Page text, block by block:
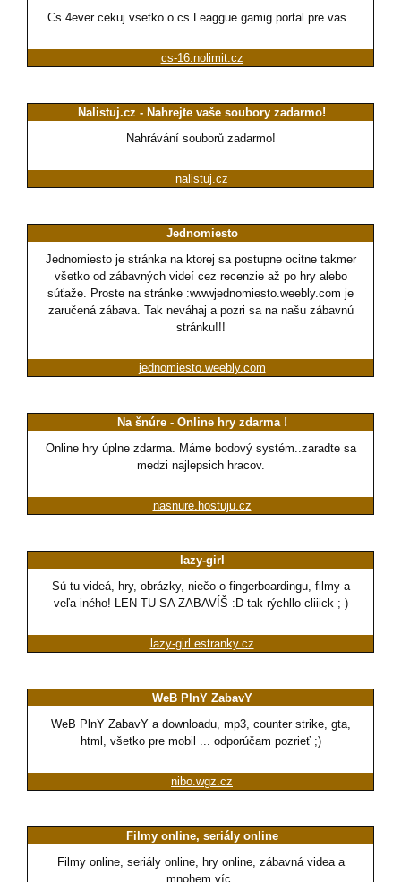
Cs 4ever cekuj vsetko o cs Leaggue gamig portal pre vas .
cs-16.nolimit.cz
Nalistuj.cz - Nahrejte vaše soubory zadarmo!
Nahrávání souborů zadarmo!
nalistuj.cz
Jednomiesto
Jednomiesto je stránka na ktorej sa postupne ocitne takmer
všetko od zábavných videí cez recenzie až po hry alebo
súťaže. Proste na stránke :wwwjednomiesto.weebly.com je
zaručená zábava. Tak neváhaj a pozri sa na našu zábavnú
stránku!!!
jednomiesto.weebly.com
Na šnúre - Online hry zdarma !
Online hry úplne zdarma. Máme bodový systém..zaradte sa
medzi najlepsich hracov.
nasnure.hostuju.cz
lazy-girl
Sú tu videá, hry, obrázky, niečo o fingerboardingu, filmy a
veľa iného! LEN TU SA ZABAVÍŠ :D tak rýchllo cliiick ;-)
lazy-girl.estranky.cz
WeB PlnY ZabavY
WeB PlnY ZabavY a downloadu, mp3, counter strike, gta,
html, všetko pre mobil ... odporúčam pozrieť ;)
nibo.wgz.cz
Filmy online, seriály online
Filmy online, seriály online, hry online, zábavná videa a
mnohem víc.